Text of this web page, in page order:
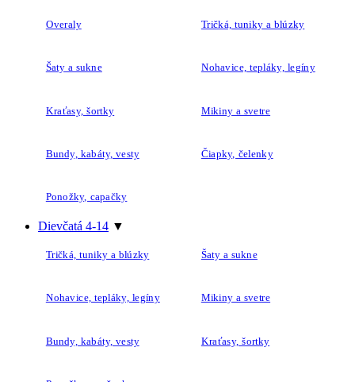
Overaly Tričká, tuniky a blúzky
Šaty a sukne Nohavice, tepláky, legíny
Kraťasy, šortky Mikiny a svetre
Bundy, kabáty, vesty Čiapky, čelenky
Ponožky, capačky
Dievčatá 4-14 ▼
Tričká, tuniky a blúzky Šaty a sukne
Nohavice, tepláky, legíny Mikiny a svetre
Bundy, kabáty, vesty Kraťasy, šortky